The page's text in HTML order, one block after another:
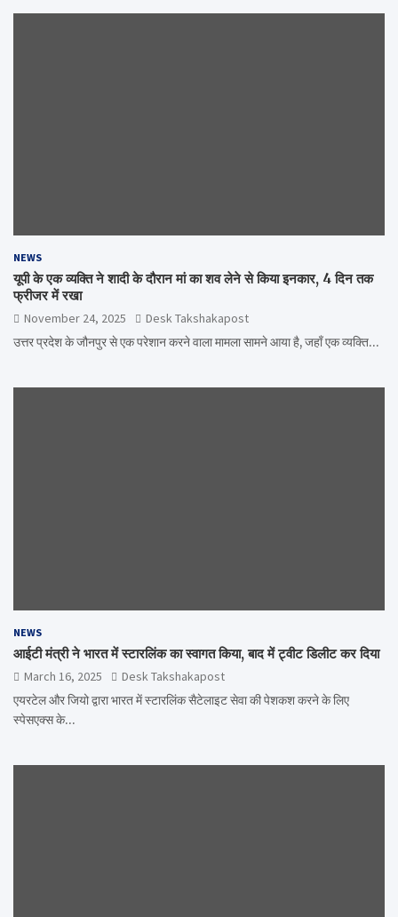
NEWS
यूपी के एक व्यक्ति ने शादी के दौरान मां का शव लेने से किया इनकार, 4 दिन तक
फ्रीजर में रखा
November 24, 2025
Desk Takshakapost
उत्तर प्रदेश के जौनपुर से एक परेशान करने वाला मामला सामने आया है, जहाँ एक व्यक्ति…
NEWS
आईटी मंत्री ने भारत में स्टारलिंक का स्वागत किया, बाद में ट्वीट डिलीट कर दिया
March 16, 2025
Desk Takshakapost
एयरटेल और जियो द्वारा भारत में स्टारलिंक सैटेलाइट सेवा की पेशकश करने के लिए
स्पेसएक्स के…